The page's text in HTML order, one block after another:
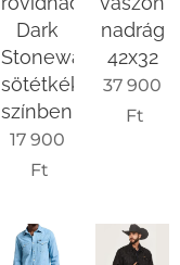
Dark
Stonewash
sötétkék
színben
17 900
Ft
nadrág
42x32
37 900
Ft